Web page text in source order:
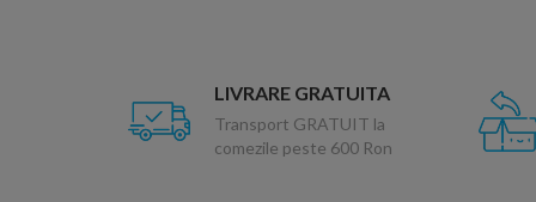
LIVRARE GRATUITA
Transport GRATUIT la
comezile peste 600 Ron